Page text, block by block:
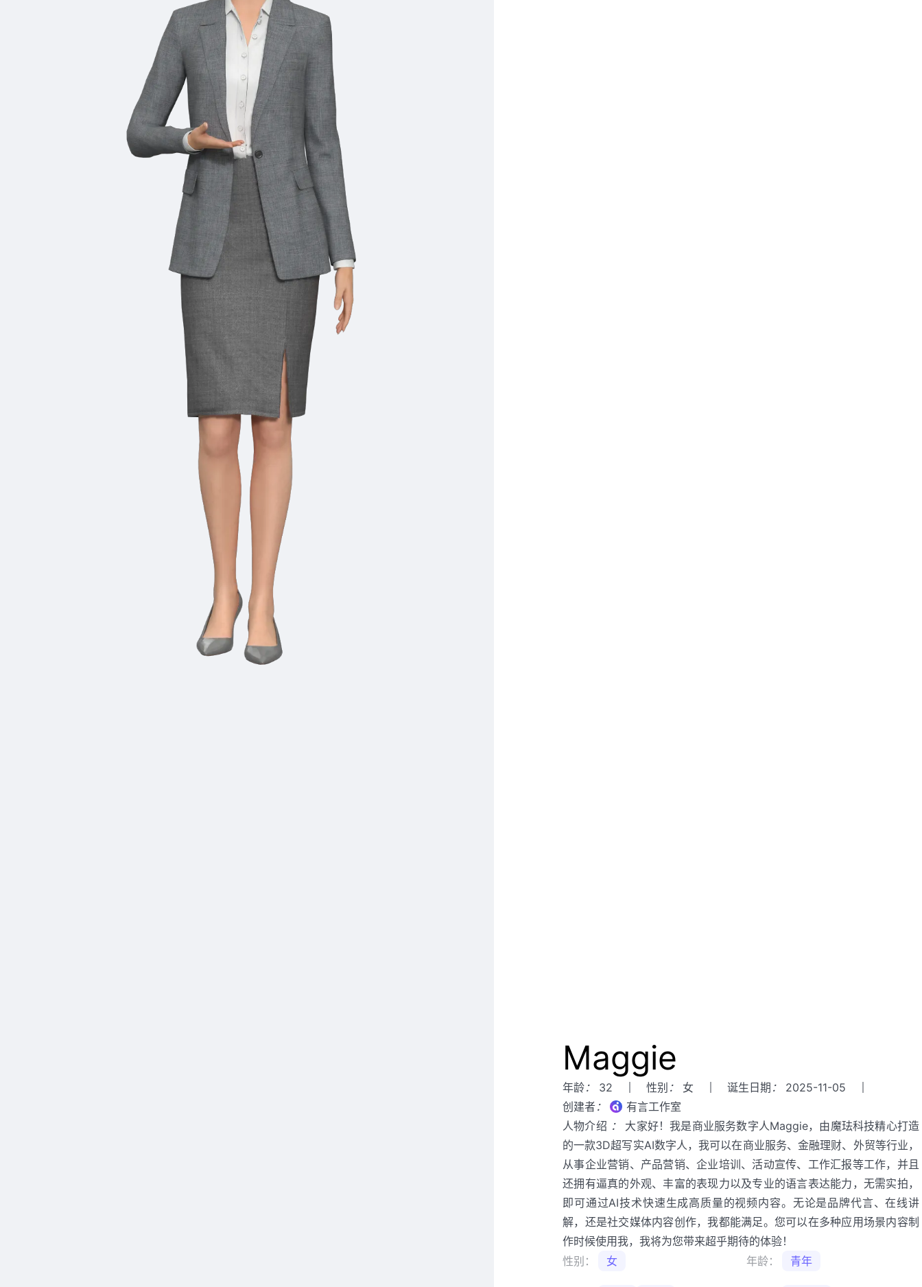
Maggie
年龄： 32 性别 ： 女 诞生日期 ：
2025-11-05
创建者：
有言工作室
人物介绍 ：
大家好！我是商业服务数字人Maggie，由魔珐科技精心打造
的一款3D超写实AI数字人，我可以在商业服务、金融理财、外贸等行业，
从事企业营销、产品营销、企业培训、活动宣传、工作汇报等工作，并且
还拥有逼真的外观、丰富的表现力以及专业的语言表达能力，无需实拍，
即可通过AI技术快速生成高质量的视频内容。无论是品牌代言、在线讲
解，还是社交媒体内容创作，我都能满足。您可以在多种应用场景内容制
作时候使用我，我将为您带来超乎期待的体验！
性别：
女 年龄： 青年